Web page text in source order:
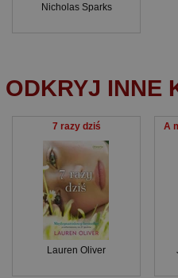
Nicholas Sparks
ODKRYJ INNE
7 razy dziś
Lauren Oliver
A